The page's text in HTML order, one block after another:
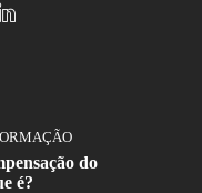
do
é?